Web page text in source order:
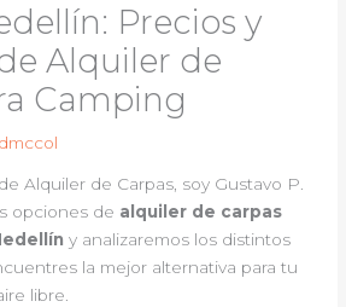
Precios y
Alquiler de
Camping
dmccol
Alquiler de Carpas, soy Gustavo P.
opciones de alquiler de carpas
y analizaremos los distintos
la mejor alternativa para tu
libre.